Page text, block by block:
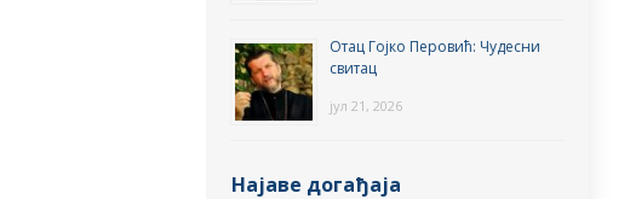
Отац Гојко Перовић: Чудесни
свитац
јул 21, 2026
Најаве догађаја